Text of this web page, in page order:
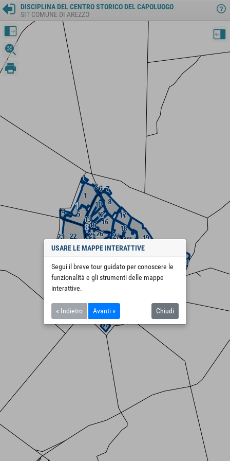
DISCIPLINA DEL CENTRO STORICO DEL CAPOLUOGO
SIT COMUNE DI AREZZO
USARE LE MAPPE INTERATTIVE
Segui il breve tour guidato per conoscere le
funzionalità e gli strumenti delle mappe
interattive.
« Indietro Avanti » Chiudi